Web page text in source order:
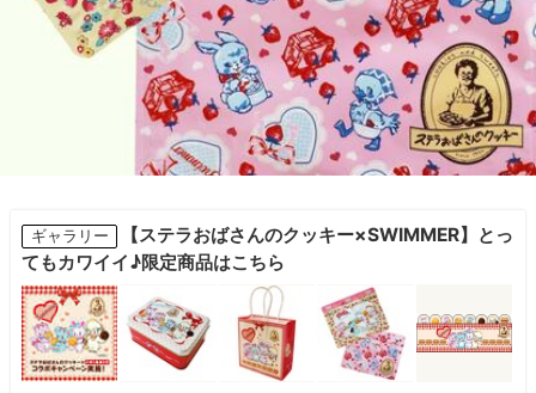
ギャラリー
【ステラおばさんのクッキー×SWIMMER】とっ
てもカワイイ♪限定商品はこちら